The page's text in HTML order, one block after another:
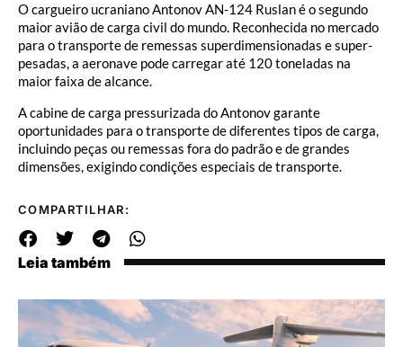
O cargueiro ucraniano Antonov AN-124 Ruslan é o segundo
maior avião de carga civil do mundo. Reconhecida no mercado
para o transporte de remessas superdimensionadas e super-
pesadas, a aeronave pode carregar até 120 toneladas na
maior faixa de alcance.
A cabine de carga pressurizada do Antonov garante
oportunidades para o transporte de diferentes tipos de carga,
incluindo peças ou remessas fora do padrão e de grandes
dimensões, exigindo condições especiais de transporte.
COMPARTILHAR:
Leia também